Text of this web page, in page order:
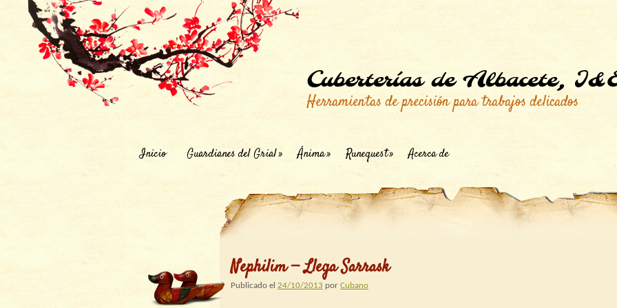
Cuberterías de Albacete,
Herramientas de precisión para trabajos delicados
Inicio Guardianes del Grial Ánima Runequest Acerca de
Nephilim — Llega Sarrask
Publicado el 24/10/2013 por Cubano